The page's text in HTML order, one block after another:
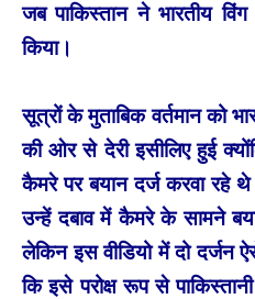
जब पाकिस्तान ने भारतीय
किया।
सूत्रों के मुताबिक वर्तमान को
की ओर से देरी इसीलिए हुई
कैमरे पर बयान दर्ज करवा रहे
उन्हें दबाव में कैमरे के सामने
लेकिन इस वीडियो में दो
कि इसे परोक्ष रूप से